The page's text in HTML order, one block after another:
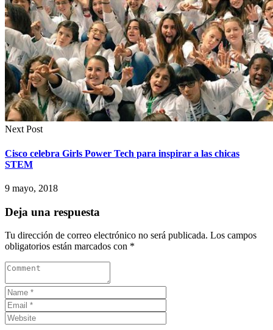
Next Post
Cisco celebra Girls Power Tech para inspirar a las chicas
STEM
9 mayo, 2018
Deja una respuesta
Tu dirección de correo electrónico no será publicada. Los campos
obligatorios están marcados con *